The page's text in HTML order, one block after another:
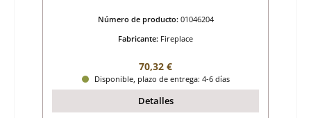
Número de producto: 01046204
Fabricante: Fireplace
Precio normal:
70,32 €
Disponible, plazo de entrega: 4-6 días
Detalles